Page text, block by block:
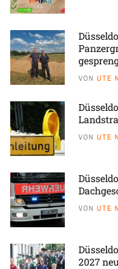
VON UTE
VON UTE
VON UTE
2027